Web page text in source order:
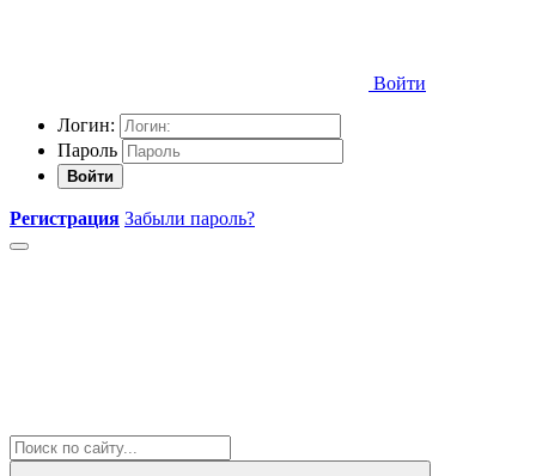
Войти
Логин:
Пароль
Войти
Регистрация Забыли пароль?